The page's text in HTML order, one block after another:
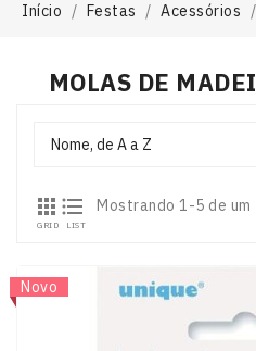
Início Festas Acessórios
MOLAS DE
Nome, de A a Z

GRID

LIST
Mostrando 1-5 de
Novo